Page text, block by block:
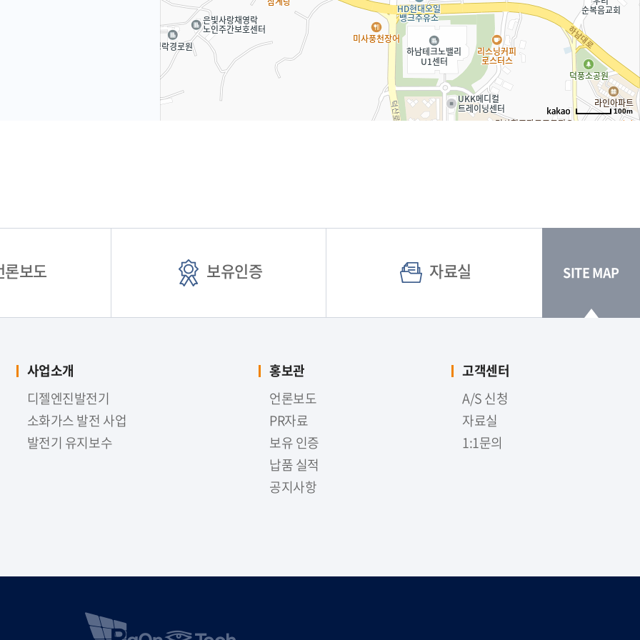
100m
론보도 보유인증 자료실 SITE MAP
사업소개
디젤엔진발전기
소화가스 발전 사업
발전기 유지보수
홍보관
언론보도
PR자료
보유 인증
납품 실적
공지사항
고객센터
A/S 신청
자료실
1:1문의